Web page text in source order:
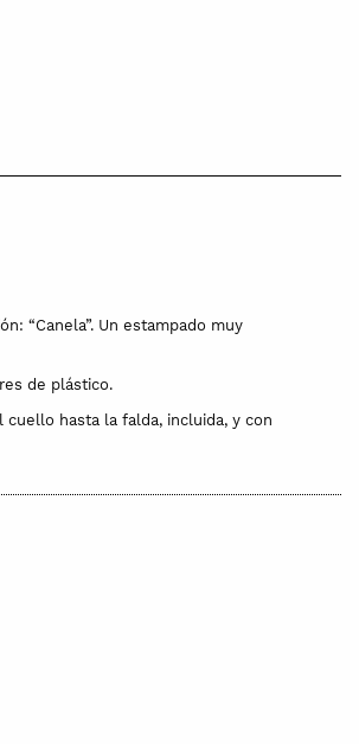
“Canela”. Un estampado muy
de plástico.
hasta la falda, incluida, y con
perfecto para la temporada de
del faldón, va forrado con un